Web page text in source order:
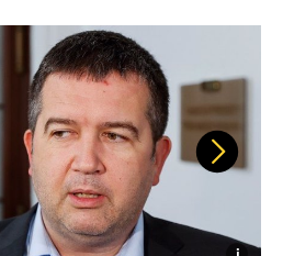
Další